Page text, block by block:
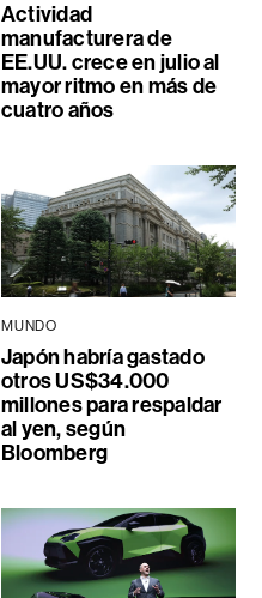
Actividad
manufacturera de
EE.UU. crece en julio al
mayor ritmo en más de
cuatro años
MUNDO
Japón habría gastado
otros US$34.000
millones para respaldar
al yen, según
Bloomberg